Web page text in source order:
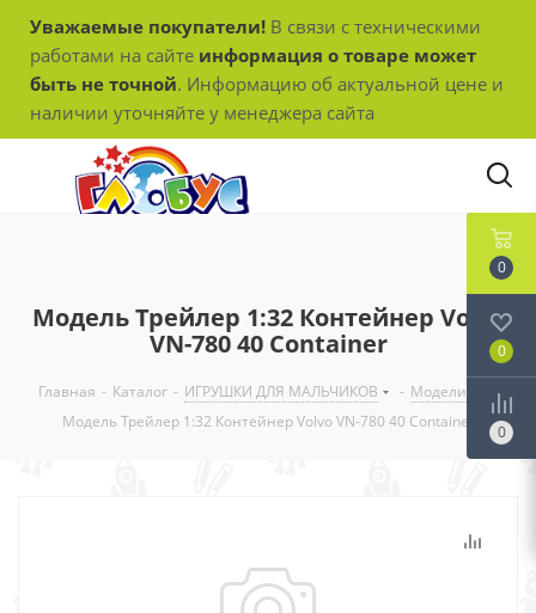
Уважаемые покупатели! В связи с техническими
работами на сайте информация о товаре может
быть не точной. Информацию об актуальной цене и
наличии уточняйте у менеджера сайта
Модель Трейлер 1:32 Контейнер Volvo
VN-780 40 Container
Главная - Каталог - ИГРУШКИ ДЛЯ МАЛЬЧИКОВ - Модели
Модель Трейлер 1:32 Контейнер Volvo VN-780 40 Container
0
0
0